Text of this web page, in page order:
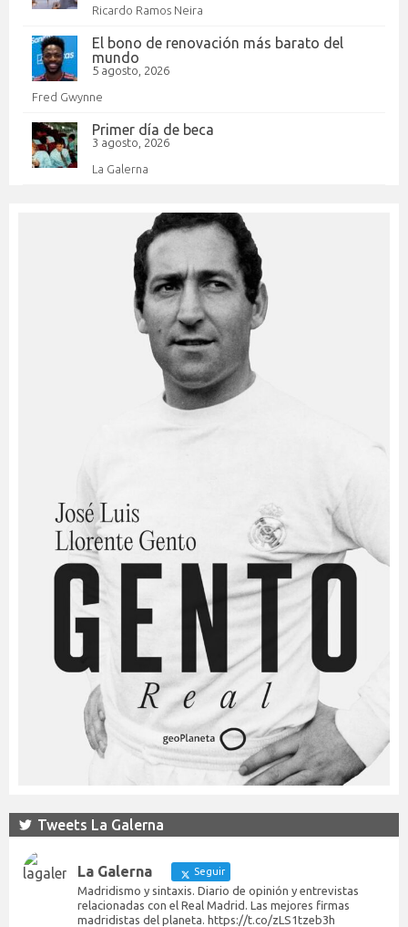
Ricardo Ramos Neira
El bono de renovación más barato del
mundo
5 agosto, 2026
Fred Gwynne
Primer día de beca
3 agosto, 2026
La Galerna
Tweets La Galerna
La Galerna Seguir
Madridismo y sintaxis. Diario de opinión y entrevistas
relacionadas con el Real Madrid. Las mejores firmas
madridistas del planeta. https://t.co/zLS1tzeb3h